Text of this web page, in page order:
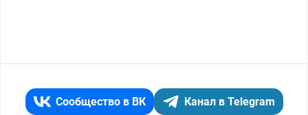
Сообщество в ВК Канал в Telegram